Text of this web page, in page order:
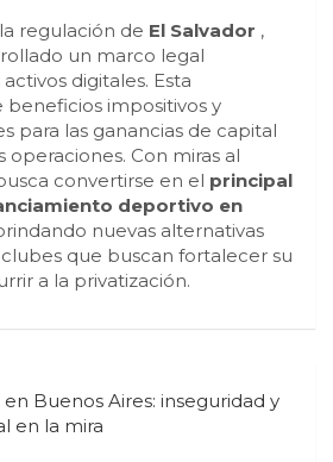
regulación de El Salvador ,
un marco legal
digitales. Esta
beneficios impositivos y
para las ganancias de capital
operaciones. Con miras al
convertirse en el principal
deportivo en
nuevas alternativas
que buscan fortalecer su
a la privatización.
Buenos Aires: inseguridad y
en la mira